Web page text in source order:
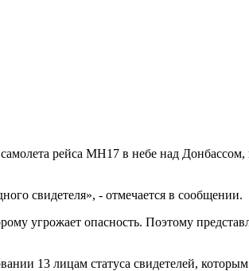
рейса МН17 в небе над
свидетеля», - отмечается в сообщении.
угрожает опасность. Поэтому
13 лицам статуса свидетелей,